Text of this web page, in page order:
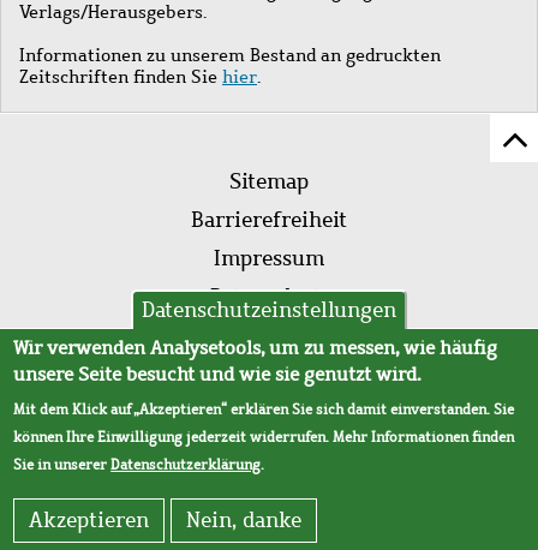
Verlags/Herausgebers.
Informationen zu unserem Bestand an gedruckten
Zeitschriften finden Sie hier.
Fußleistenmenü
Sitemap
Barrierefreiheit
Impressum
Datenschutz
AVB
Datenschutzeinstellungen
Wir verwenden Analysetools, um zu messen, wie häufig
unsere Seite besucht und wie sie genutzt wird.
Mit dem Klick auf „Akzeptieren“ erklären Sie sich damit einverstanden. Sie
können Ihre Einwilligung jederzeit widerrufen. Mehr Informationen finden
Sie in unsererDatenschutzerklärung.
Akzeptieren Nein, danke